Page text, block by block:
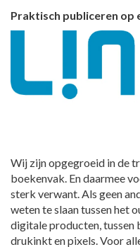
Praktisch publiceren
Wij zijn opgegroeid in de
boekenvak. En daarmee
sterk verwant. Als geen
weten te slaan tussen het
digitale producten, tussen
drukinkt en pixels. Voor